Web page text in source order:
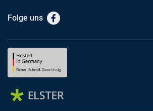
Folge uns Facebook